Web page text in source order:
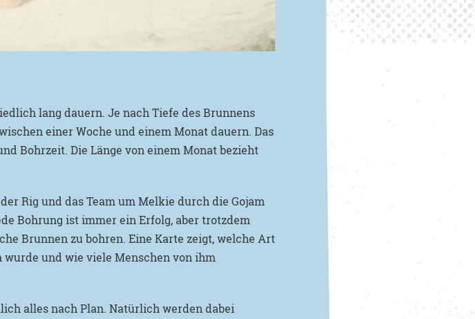
lang dauern. Je nach Tiefe des Brunnens
einer Woche und einem Monat dauern. Das
Bohrzeit. Die Länge von einem Monat bezieht
Rig und das Team um Melkie durch die Gojam
Bohrung ist immer ein Erfolg, aber trotzdem
Brunnen zu bohren. Eine Karte zeigt, welche Art
und wie viele Menschen von ihm
alles nach Plan. Natürlich werden dabei